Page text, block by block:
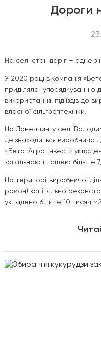
Дороги
На селі стан доріг – одне
У 2020 році в Компанія
приділяла упорядкуванню
використання, під’їздів до
власної сільгосптехніки.
На Донеччині у селі
де знаходиться виробнича
«Бета-Агро-інвест»
загальною площею більше
На території виробничої
район) капітально
укладено більше 10 тисяч